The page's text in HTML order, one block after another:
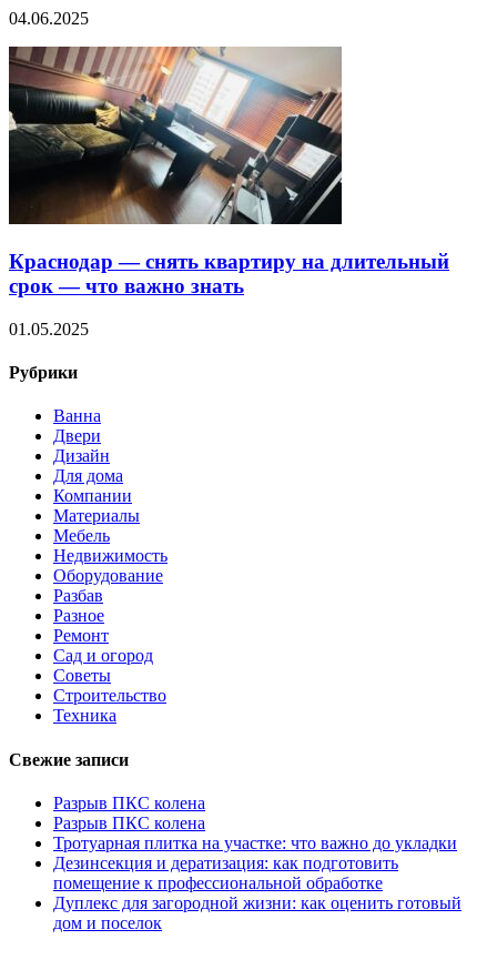
04.06.2025
Краснодар — снять квартиру на длительный
срок — что важно знать
01.05.2025
Рубрики
Ванна
Двери
Дизайн
Для дома
Компании
Материалы
Мебель
Недвижимость
Оборудование
Разбав
Разное
Ремонт
Сад и огород
Советы
Строительство
Техника
Свежие записи
Разрыв ПКС колена
Разрыв ПКС колена
Тротуарная плитка на участке: что важно до укладки
Дезинсекция и дератизация: как подготовить
помещение к профессиональной обработке
Дуплекс для загородной жизни: как оценить готовый
дом и поселок